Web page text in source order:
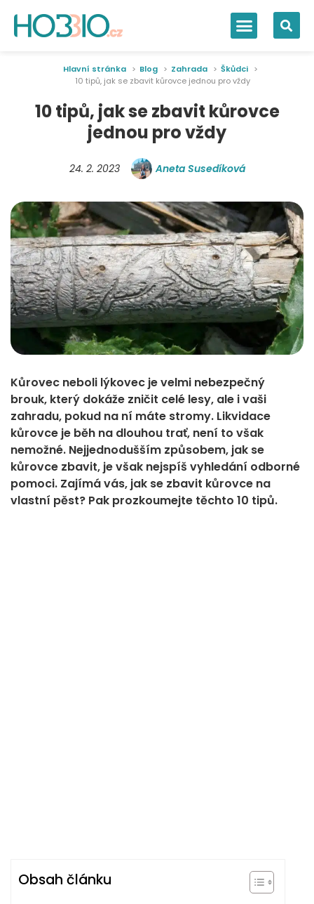
Hlavní stránka Blog Zahrada
Škůdci
10 tipů, jak se zbavit kůrovce jednou pro vždy
10 tipů, jak se zbavit kůrovce
jednou pro vždy
24. 2. 2023 Aneta Susedíková
Kůrovec neboli lýkovec je velmi nebezpečný
brouk, který dokáže zničit celé lesy, ale i vaši
zahradu, pokud na ní máte stromy. Likvidace
kůrovce je běh na dlouhou trať, není to však
nemožné. Nejjednodušším způsobem, jak se
kůrovce zbavit, je však nejspíš vyhledání odborné
pomoci. Zajímá vás, jak se zbavit kůrovce na
vlastní pěst? Pak prozkoumejte těchto 10 tipů.
Obsah článku